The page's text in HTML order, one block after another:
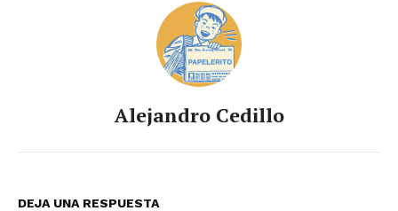
Alejandro Cedillo
DEJA UNA RESPUESTA